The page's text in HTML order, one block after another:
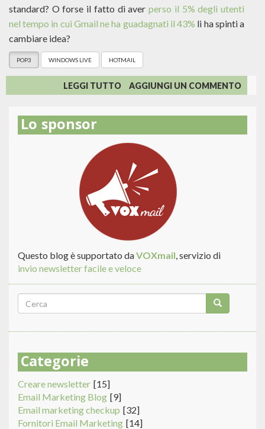
standard? O forse il fatto di averperso il 5% degli utenti
nel tempo in cui Gmail ne ha guadagnati il 43% li ha spinti a
cambiare idea?
POP3 WINDOWS LIVE HOTMAIL
LEGGI TUTTO SU
HOTMAIL
20
RITARDO
CHE
MAI!
AGGIUNGI UN COMMENTO
Lo sponsor
Questo blog è supportato daVOXmail, servizio di
invio newsletter facile e veloce
Form
di
ricerca
Categorie
Creare newsletter [15]
Email Marketing Blog [9]
Email marketing checkup [32]
Fornitori Email Marketing [14]